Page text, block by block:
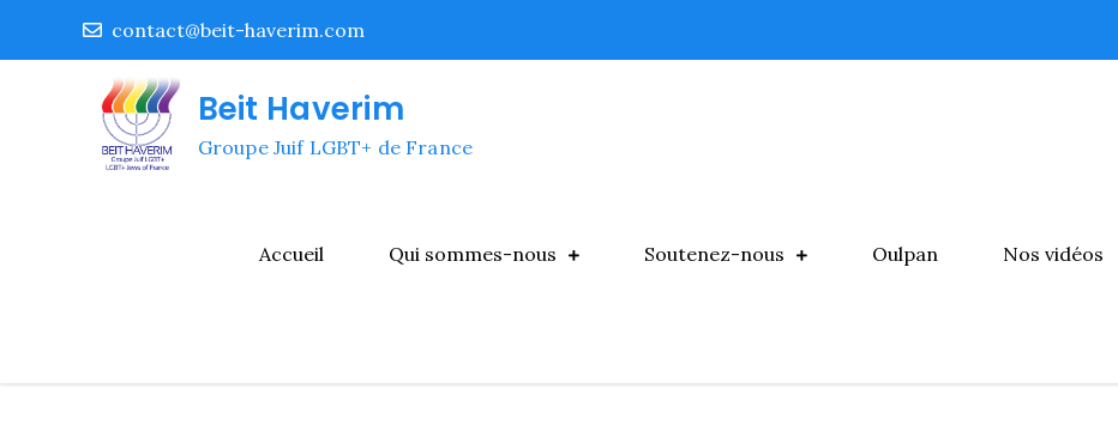
contact@beit-haverim.com
Beit Haverim
Groupe Juif LGBT+ de France
Accueil Qui sommes-nous Soutenez-nous Oulpan Nos vidéos